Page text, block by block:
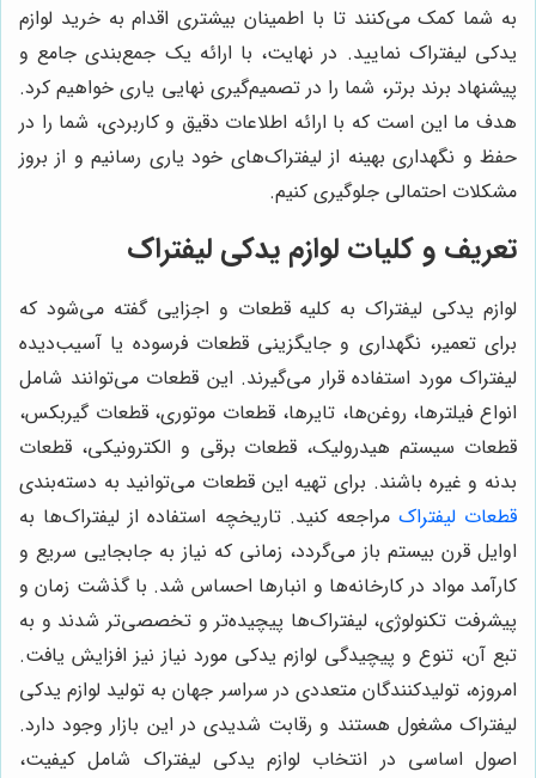
به شما کمک می‌کنند تا با اطمینان بیشتری اقدام به خرید لوازم
یدکی لیفتراک نمایید. در نهایت، با ارائه یک جمع‌بندی جامع و
پیشنهاد برند برتر، شما را در تصمیم‌گیری نهایی یاری خواهیم کرد.
هدف ما این است که با ارائه اطلاعات دقیق و کاربردی، شما را در
حفظ و نگهداری بهینه از لیفتراک‌های خود یاری رسانیم و از بروز
مشکلات احتمالی جلوگیری کنیم.
تعریف و کلیات لوازم یدکی لیفتراک
لوازم یدکی لیفتراک به کلیه قطعات و اجزایی گفته می‌شود که
برای تعمیر، نگهداری و جایگزینی قطعات فرسوده یا آسیب‌دیده
لیفتراک مورد استفاده قرار می‌گیرند. این قطعات می‌توانند شامل
انواع فیلترها، روغن‌ها، تایرها، قطعات موتوری، قطعات گیربکس،
قطعات سیستم هیدرولیک، قطعات برقی و الکترونیکی، قطعات
بدنه و غیره باشند. برای تهیه این قطعات می‌توانید به دسته‌بندی
قطعات لیفتراک مراجعه کنید. تاریخچه استفاده از لیفتراک‌ها به
اوایل قرن بیستم باز می‌گردد، زمانی که نیاز به جابجایی سریع و
کارآمد مواد در کارخانه‌ها و انبارها احساس شد. با گذشت زمان و
پیشرفت تکنولوژی، لیفتراک‌ها پیچیده‌تر و تخصصی‌تر شدند و به
تبع آن، تنوع و پیچیدگی لوازم یدکی مورد نیاز نیز افزایش یافت.
امروزه، تولیدکنندگان متعددی در سراسر جهان به تولید لوازم یدکی
لیفتراک مشغول هستند و رقابت شدیدی در این بازار وجود دارد.
اصول اساسی در انتخاب لوازم یدکی لیفتراک شامل کیفیت،